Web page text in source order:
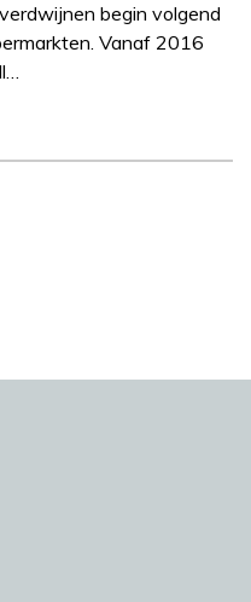
begin volgend
Vanaf 2016